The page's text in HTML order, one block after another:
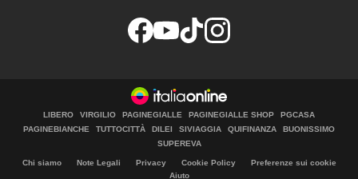
LIBERO VIRGILIO PAGINEGIALLE PAGINEGIALLE SHOP
PGCASA
PAGINEBIANCHE
TUTTOCITTÀ DILEI SIVIAGGIA QUIFINANZA
BUONISSIMO
SUPEREVA
Chi siamo Note Legali Privacy Cookie Policy
Preferenze sui cookie
Aiuto